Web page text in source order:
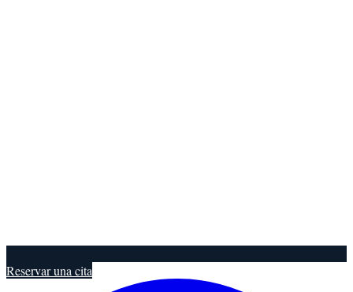
Reservar una cita